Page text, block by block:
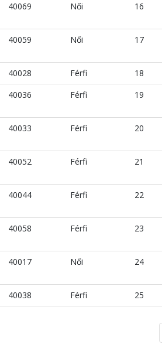
40069 Női 16
40059 Női 17
40028 Férfi
18
40036 Férfi 19
40033 Férfi 20
40052 Férfi 21
40044 Férfi 22
40058 Férfi 23
40017 Női 24
40038 Férfi 25